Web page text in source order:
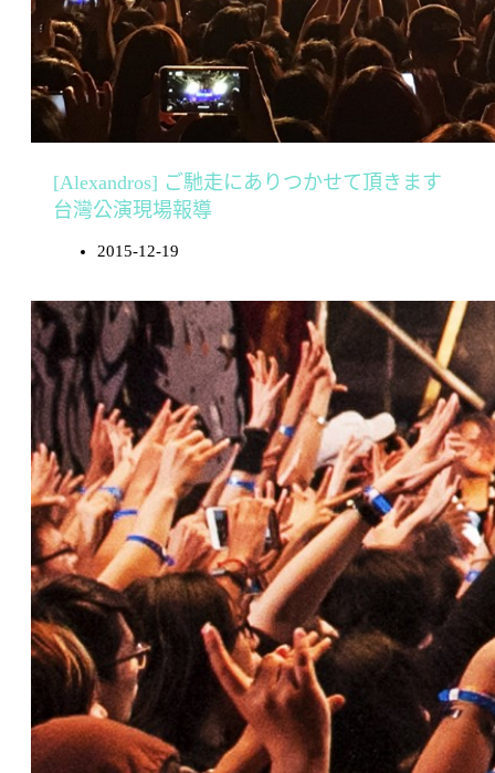
[Alexandros] ご馳走にありつかせて頂きます
台灣公演現場報導
2015-12-19